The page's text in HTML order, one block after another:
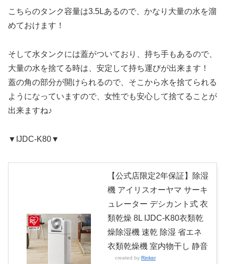
こちらのタンク容量は3.5Lあるので、かなり大量の水を溜
めておけます！
そして水タンクには蓋がついており、持ち手もあるので、
大量の水を捨てる時は、安定して持ち運びが出来ます！
蓋の角の部分が開けられるので、そこから水を捨てられる
ようになっていますので、女性でも安心して捨てることが
出来ますね♪
▼IJDC-K80▼
【公式店限定2年保証】除湿
機 アイリスオーヤマ サーキ
ュレーター デシカント式 衣
類乾燥 8L IJDC-K80衣類乾
燥除湿機 速乾 除湿 省エネ
衣類乾燥機 室内物干し 静音
created by Rinker